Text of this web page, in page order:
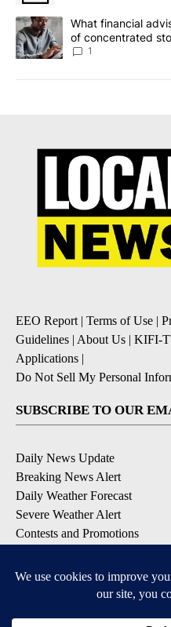
A trending article titled
What financial
of concentrated
1
EEO Report | Terms of Use |
Guidelines | About Us | KIFI-
Applications |
Do Not Sell My Personal
SUBSCRIBE TO OUR
Daily News Update
Breaking News Alert
Daily Weather Forecast
Severe Weather Alert
Contests and Promotions